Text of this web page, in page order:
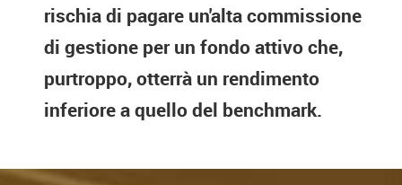
rischia di pagare un'alta commissione
di gestione per un fondo attivo che,
purtroppo, otterrà un rendimento
inferiore a quello del benchmark.